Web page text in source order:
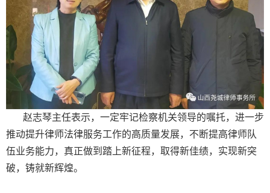
赵志琴主任表示，一定牢记检察机关领导的嘱托，进一步
推动提升律师法律服务工作的高质量发展，不断提高律师队
伍业务能力，真正做到踏上新征程，取得新佳绩，实现新突
破，铸就新辉煌。